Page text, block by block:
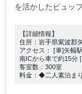
を活かしたビュッ
【詳細情報】
住所：岩手県紫波郡
アクセス： [車]矢幅
南ICから車で約15分
客室数：300室
料金：◆二人素泊ま